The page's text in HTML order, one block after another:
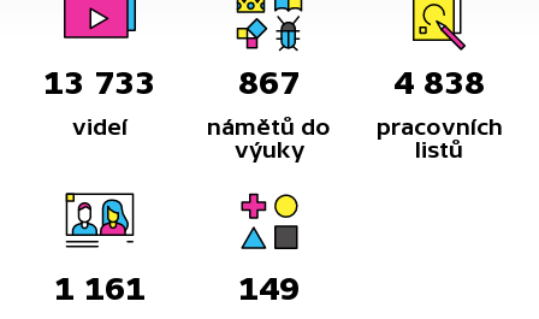
13 733
videí
867
námětů do
výuky
4 838
pracovních
listů
1 161 149